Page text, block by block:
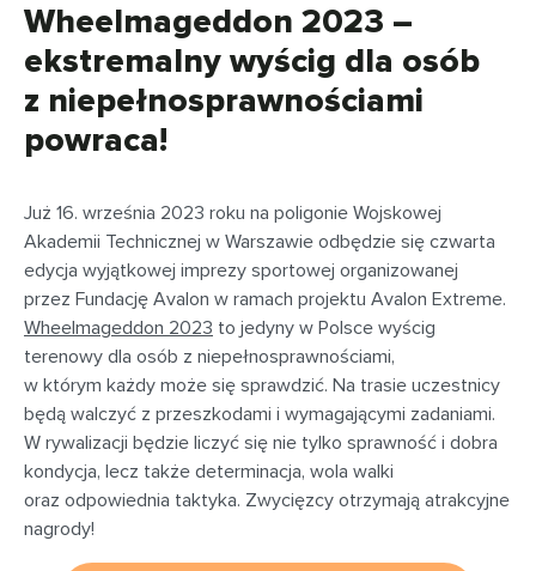
Wheelmageddon 2023 –
ekstremalny wyścig dla osób
z niepełnosprawnościami
powraca!
Już 16. września 2023 roku na poligonie Wojskowej
Akademii Technicznej w Warszawie odbędzie się czwarta
edycja wyjątkowej imprezy sportowej organizowanej
przez Fundację Avalon w ramach projektu Avalon Extreme.
Wheelmageddon 2023 to jedyny w Polsce wyścig
terenowy dla osób z niepełnosprawnościami,
w którym każdy może się sprawdzić. Na trasie uczestnicy
będą walczyć z przeszkodami i wymagającymi zadaniami.
W rywalizacji będzie liczyć się nie tylko sprawność i dobra
kondycja, lecz także determinacja, wola walki
oraz odpowiednia taktyka. Zwycięzcy otrzymają atrakcyjne
nagrody!